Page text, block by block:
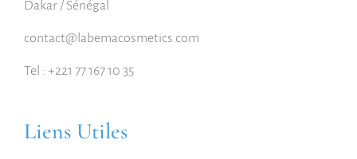
Dakar / Sénégal
contact@labemacosmetics.com
Tel : +221 77 167 10 35
Liens Utiles